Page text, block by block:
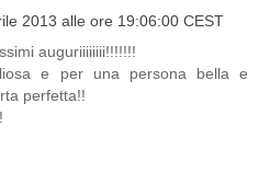
2013 alle ore 19:06:00 CEST
auguriiiiiiii!!!!!!!
e per una persona bella e
perfetta!!